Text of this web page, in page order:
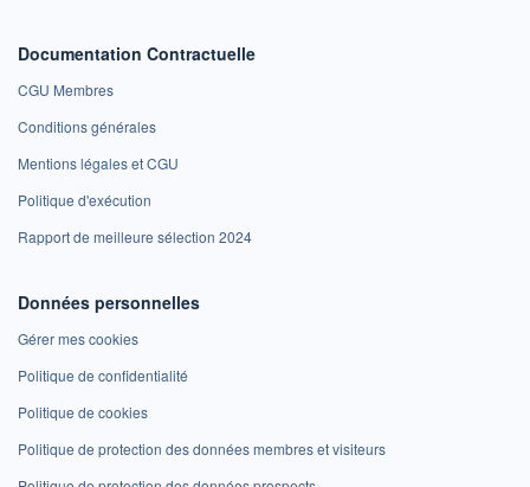
Documentation Contractuelle
CGU Membres
Conditions générales
Mentions légales et CGU
Politique d'exécution
Rapport de meilleure sélection 2024
Données personnelles
Gérer mes cookies
Politique de confidentialité
Politique de cookies
Politique de protection des données membres et visiteurs